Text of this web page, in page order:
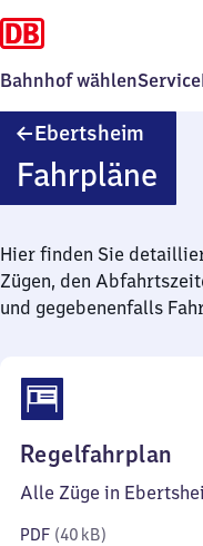
Bahnhof wählenService
Ebertsheim
Fahrpläne
Hier finden Sie
Zügen, den
und gegebenenfalls
Regelfahrplan
40
Alle Züge in
PDF (40 kB)